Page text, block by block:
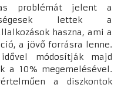
problémát jelent a
lettek a
haszna, ami a
a jövő forrásra lenne.
módosítják majd
a 10% megemelésével.
a diszkontok